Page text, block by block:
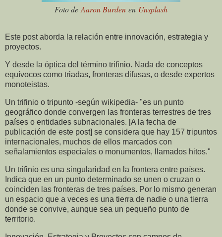
Foto de Aaron Burden en Unsplash
Este post aborda la relación entre innovación, estrategia y
proyectos.
Y desde la óptica del término trifinio. Nada de conceptos
equívocos como triadas, fronteras difusas, o desde expertos
monoteistas.
Un trifinio o tripunto -según wikipedia- "es un punto
geográfico donde convergen las fronteras terrestres de tres
países o entidades subnacionales. [A la fecha de
publicación de este post] se considera que hay 157 tripuntos
internacionales, muchos de ellos marcados con
señalamientos especiales o monumentos, llamados hitos."
Un trifinio es una singularidad en la frontera entre países.
Indica que en un punto determinado se unen o cruzan o
coinciden las fronteras de tres países. Por lo mismo generan
un espacio que a veces es una tierra de nadie o una tierra
donde se convive, aunque sea un pequeño punto de
territorio.